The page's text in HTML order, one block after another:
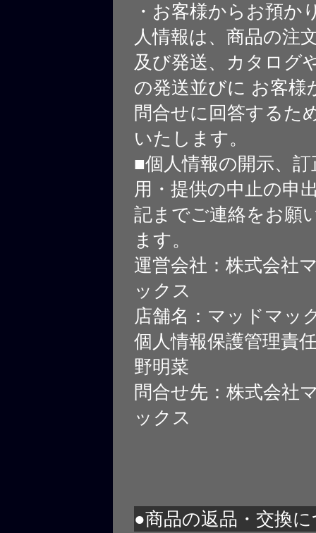
・お客様からお預か
人情報は、商品の注
及び発送、カタログ
の発送並びに お客様
問合せに回答するた
いたします。
■個人情報の開示、
用・提供の中止の申
記までご連絡をお願
ます。
運営会社：株式会社
ックス
店舗名：マッドマッ
個人情報保護管理責
野明菜
問合せ先：株式会社
ックス
●商品の返品・交換